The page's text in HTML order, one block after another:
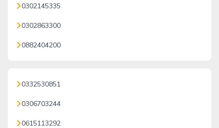
0302145335
0302863300
0882404200
0332530851
0306703244
0615113292